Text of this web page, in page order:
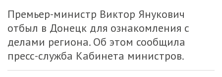
Премьер-министр Виктор Янукович
отбыл в Донецк для ознакомления с
делами региона. Об этом сообщила
пресс-служба Кабинета министров.